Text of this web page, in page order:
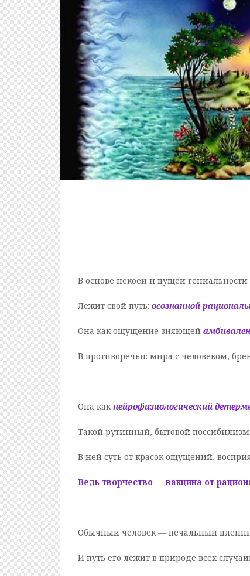
В основе некоей и пущей гениальности
Лежит свой путь: осознанной
Она как ощущение зияющей
В противоречьи: мира с человеком,
Она какнейрофизиологический
Такой рутинный, бытовой
В ней суть от красок ощущений,
Ведь творчество — вакцина от
Обычный человек — печальный
И путь его лежит в природе всех